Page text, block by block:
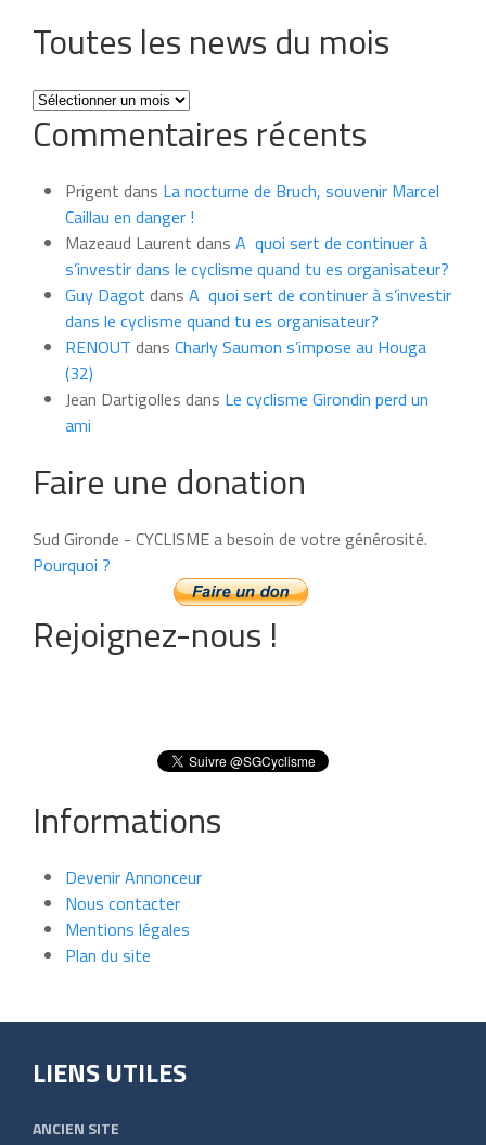
Toutes les news du mois
Toutes
les
news
mois
Commentaires récents
Prigent dans La nocturne de Bruch, souvenir Marcel
Caillau en danger !
Mazeaud Laurent dans A quoi sert de continuer à
s’investir dans le cyclisme quand tu es organisateur?
Guy Dagot dans A quoi sert de continuer à s’investir
dans le cyclisme quand tu es organisateur?
RENOUT dans Charly Saumon s’impose au Houga
(32)
Jean Dartigolles dans Le cyclisme Girondin perd un
ami
Faire une donation
Sud Gironde - CYCLISME a besoin de votre générosité.
Pourquoi ?
Rejoignez-nous !
Informations
Devenir Annonceur
Nous contacter
Mentions légales
Plan du site
LIENS UTILES
ANCIEN SITE